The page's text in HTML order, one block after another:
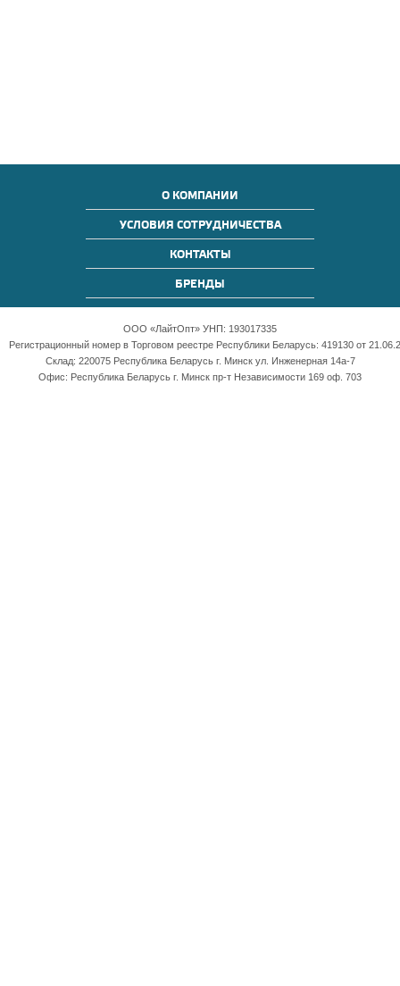
О КОМПАНИИ
УСЛОВИЯ СОТРУДНИЧЕСТВА
КОНТАКТЫ
БРЕНДЫ
ООО «ЛайтОпт» УНП: 193017335
Регистрационный номер в Торговом реестре Республики Беларусь: 419130 от
Склад: 220075 Республика Беларусь г. Минск ул. Инженерная 14а-7
Офис: Республика Беларусь г. Минск пр-т Независимости 169 оф. 703